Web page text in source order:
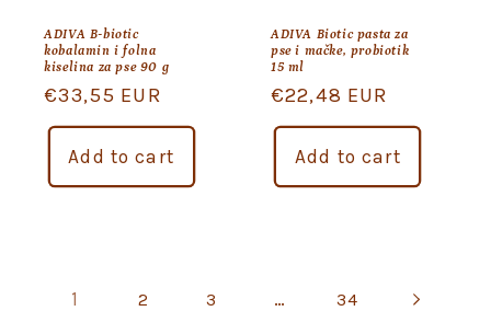
ADIVA B-biotic
kobalamin i folna
kiselina za pse 90 g
Regular
price
€33,55 EUR
Add to cart
ADIVA Biotic pasta za
pse i mačke, probiotik
15 ml
Regular
price
€22,48 EUR
Add to cart
1 2 3 … 34